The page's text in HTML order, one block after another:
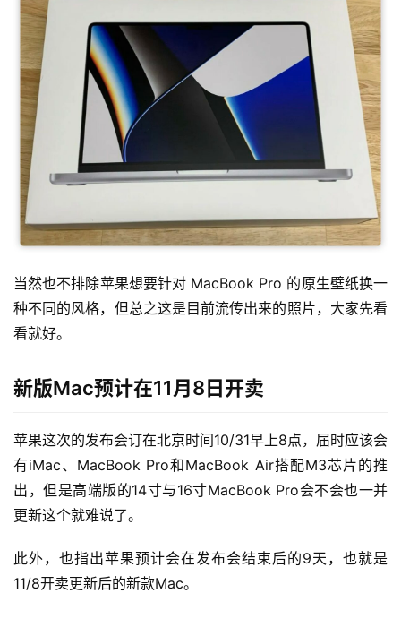
当然也不排除苹果想要针对 MacBook Pro 的原生壁纸换一
种不同的风格，但总之这是目前流传出来的照片，大家先看
看就好。
新版Mac预计在11月8日开卖
苹果这次的发布会订在北京时间10/31早上8点，届时应该会
有iMac、MacBook Pro和MacBook Air搭配M3芯片的推
出，但是高端版的14寸与16寸MacBook Pro会不会也一并
更新这个就难说了。
此外，也指出苹果预计会在发布会结束后的9天，也就是
11/8开卖更新后的新款Mac。